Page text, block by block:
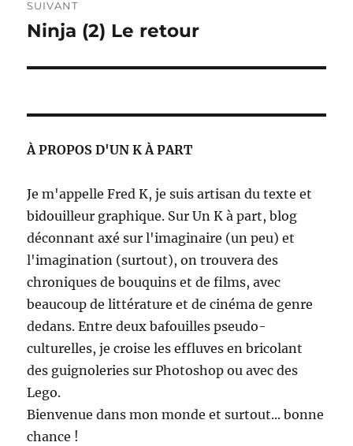
SUIVANT
Publication
Ninja (2) Le retour
À PROPOS D'UN K À PART
Je m'appelle Fred K, je suis artisan du texte et
bidouilleur graphique. Sur Un K à part, blog
déconnant axé sur l'imaginaire (un peu) et
l'imagination (surtout), on trouvera des
chroniques de bouquins et de films, avec
beaucoup de littérature et de cinéma de genre
dedans. Entre deux bafouilles pseudo-
culturelles, je croise les effluves en bricolant
des guignoleries sur Photoshop ou avec des
Lego.
Bienvenue dans mon monde et surtout... bonne
chance !